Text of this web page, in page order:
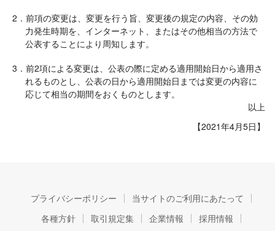
2．前項の変更は、変更を行う旨、変更後の規定の内容、その効
力発生時期を、インターネット、またはその他相当の方法で
公表することにより周知します。
3．前2項による変更は、公表の際に定める適用開始日から適用さ
れるものとし、公表の日から適用開始日までは変更の内容に
応じて相当の期間をおくものとします。
以上
【2021年4月5日】
プライバシーポリシー
当サイトのご利用にあたって
各種方針
取引規定集 企業情報 採用情報